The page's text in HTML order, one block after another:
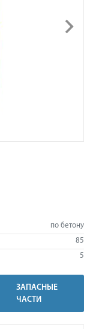
по бетону
85
5
ЗАПАСНЫЕ
ЧАСТИ